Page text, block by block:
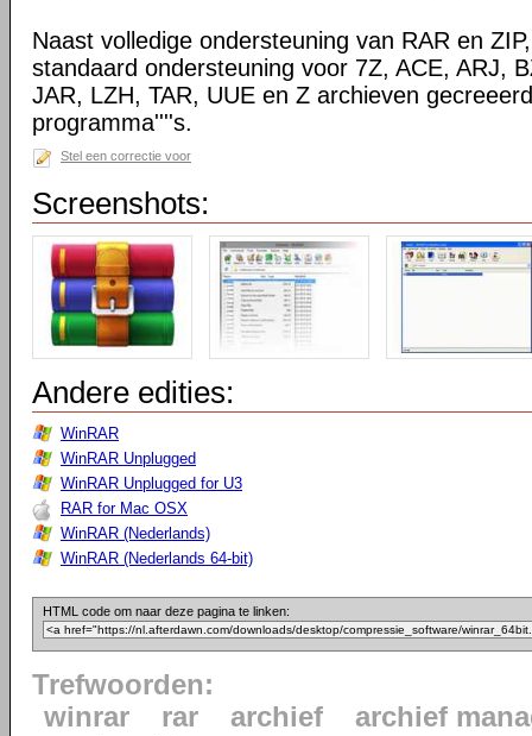
Naast volledige ondersteuning van RAR en
standaard ondersteuning voor 7Z, ACE, ARJ,
JAR, LZH, TAR, UUE en Z archieven
programma''''s.
Stel een correctie voor
Screenshots:
Andere edities:
WinRAR
WinRAR Unplugged
WinRAR Unplugged for U3
RAR for Mac OSX
WinRAR (Nederlands)
WinRAR (Nederlands 64-bit)
HTML code om naar deze pagina te linken:
Trefwoorden:
winrar
rar archief
archief